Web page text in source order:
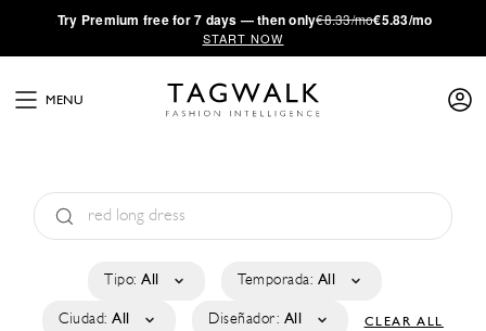
·Try Premium free for 7 days — then only€8.33/mo€5.83/mo
START NOW
MENU
Tipo: All Temporada: All
Ciudad: All Diseñador: All CLEAR ALL